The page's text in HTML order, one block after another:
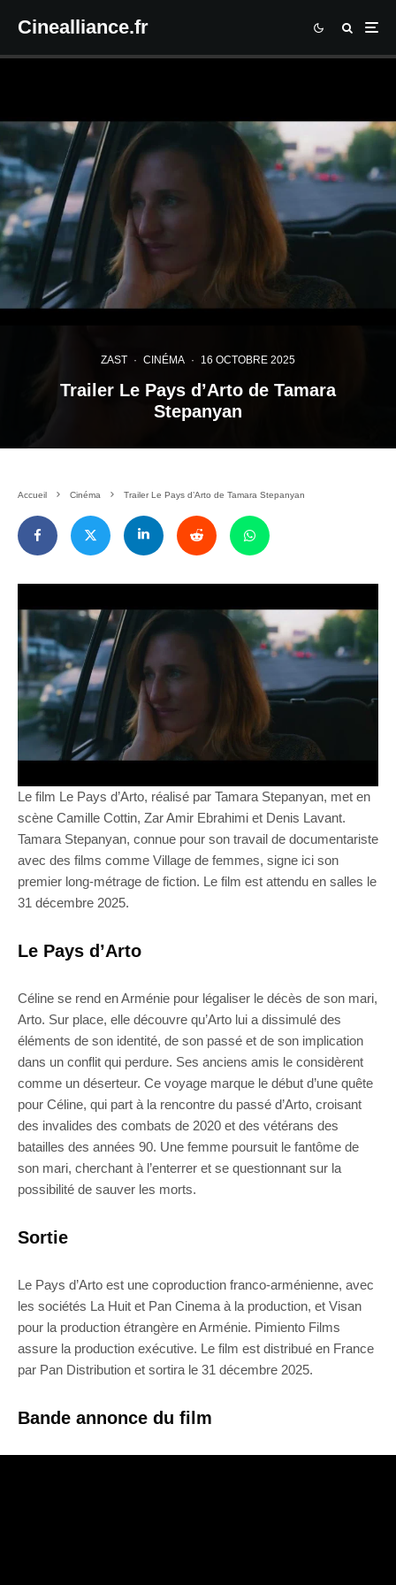
Cinealliance.fr
ZAST · CINÉMA · 16 OCTOBRE 2025
Trailer Le Pays d’Arto de Tamara
Stepanyan
Accueil Cinéma Trailer Le Pays d’Arto de Tamara Stepanyan
Le film Le Pays d’Arto, réalisé par Tamara Stepanyan, met en
scène Camille Cottin, Zar Amir Ebrahimi et Denis Lavant.
Tamara Stepanyan, connue pour son travail de documentariste
avec des films comme Village de femmes, signe ici son
premier long-métrage de fiction. Le film est attendu en salles le
31 décembre 2025.
Le Pays d’Arto
Céline se rend en Arménie pour légaliser le décès de son mari,
Arto. Sur place, elle découvre qu’Arto lui a dissimulé des
éléments de son identité, de son passé et de son implication
dans un conflit qui perdure. Ses anciens amis le considèrent
comme un déserteur. Ce voyage marque le début d’une quête
pour Céline, qui part à la rencontre du passé d’Arto, croisant
des invalides des combats de 2020 et des vétérans des
batailles des années 90. Une femme poursuit le fantôme de
son mari, cherchant à l’enterrer et se questionnant sur la
possibilité de sauver les morts.
Sortie
Le Pays d’Arto est une coproduction franco-arménienne, avec
les sociétés La Huit et Pan Cinema à la production, et Visan
pour la production étrangère en Arménie. Pimiento Films
assure la production exécutive. Le film est distribué en France
par Pan Distribution et sortira le 31 décembre 2025.
Bande annonce du film